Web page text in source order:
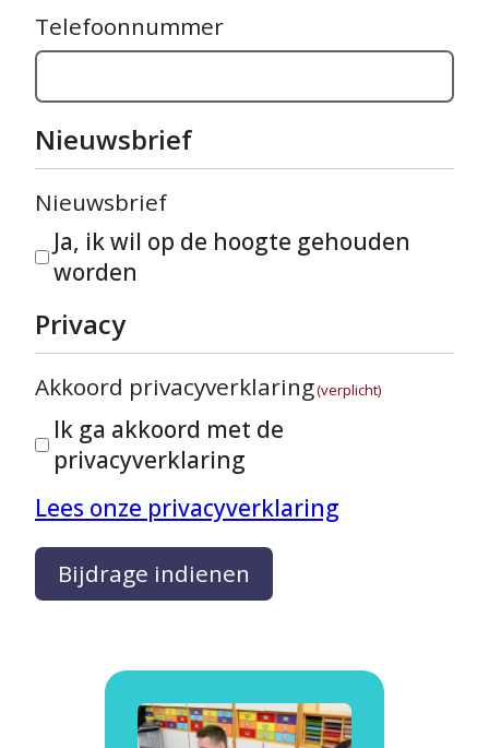
Telefoonnummer
Nieuwsbrief
Nieuwsbrief
Ja, ik wil op de hoogte gehouden
worden
Privacy
Akkoord privacyverklaring(verplicht)
Ik ga akkoord met de
privacyverklaring
Lees onze privacyverklaring
Bijdrage indienen